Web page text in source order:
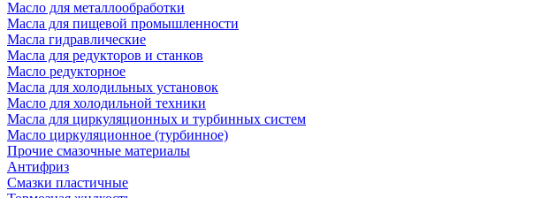
Масло для металлообработки
Масла для пищевой промышленности
Масла гидравлические
Масла для редукторов и станков
Масло редукторное
Масла для холодильных установок
Масло для холодильной техники
Масла для циркуляционных и турбинных систем
Масло циркуляционное (турбинное)
Прочие смазочные материалы
Антифриз
Смазки пластичные